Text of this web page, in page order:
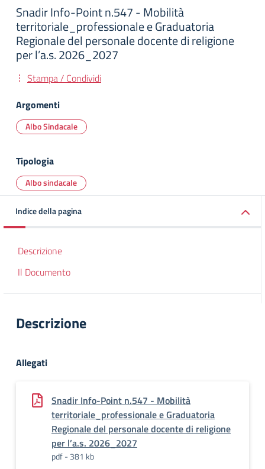
Snadir Info-Point n.547 - Mobilità
territoriale_professionale e Graduatoria
Regionale del personale docente di religione
per l’a.s. 2026_2027
Stampa / Condividi
Argomenti
Albo Sindacale
Tipologia
Albo sindacale
Indice della pagina
Descrizione
Il Documento
Descrizione
Allegati
Snadir Info-Point n.547 - Mobilità
territoriale_professionale e Graduatoria
Regionale del personale docente di religione
per l’a.s. 2026_2027
pdf - 381 kb